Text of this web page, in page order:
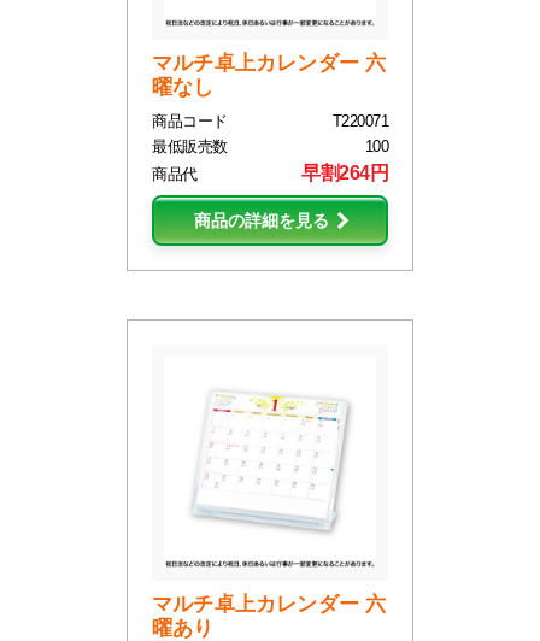
マルチ卓上カレンダー 六
曜なし
商品コード
T220071
最低販売数
100
商品代
早割264円
商品の詳細を見る
マルチ卓上カレンダー 六
曜あり